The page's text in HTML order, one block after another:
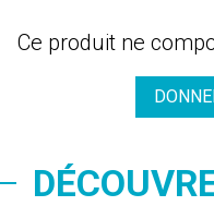
Ce produit ne